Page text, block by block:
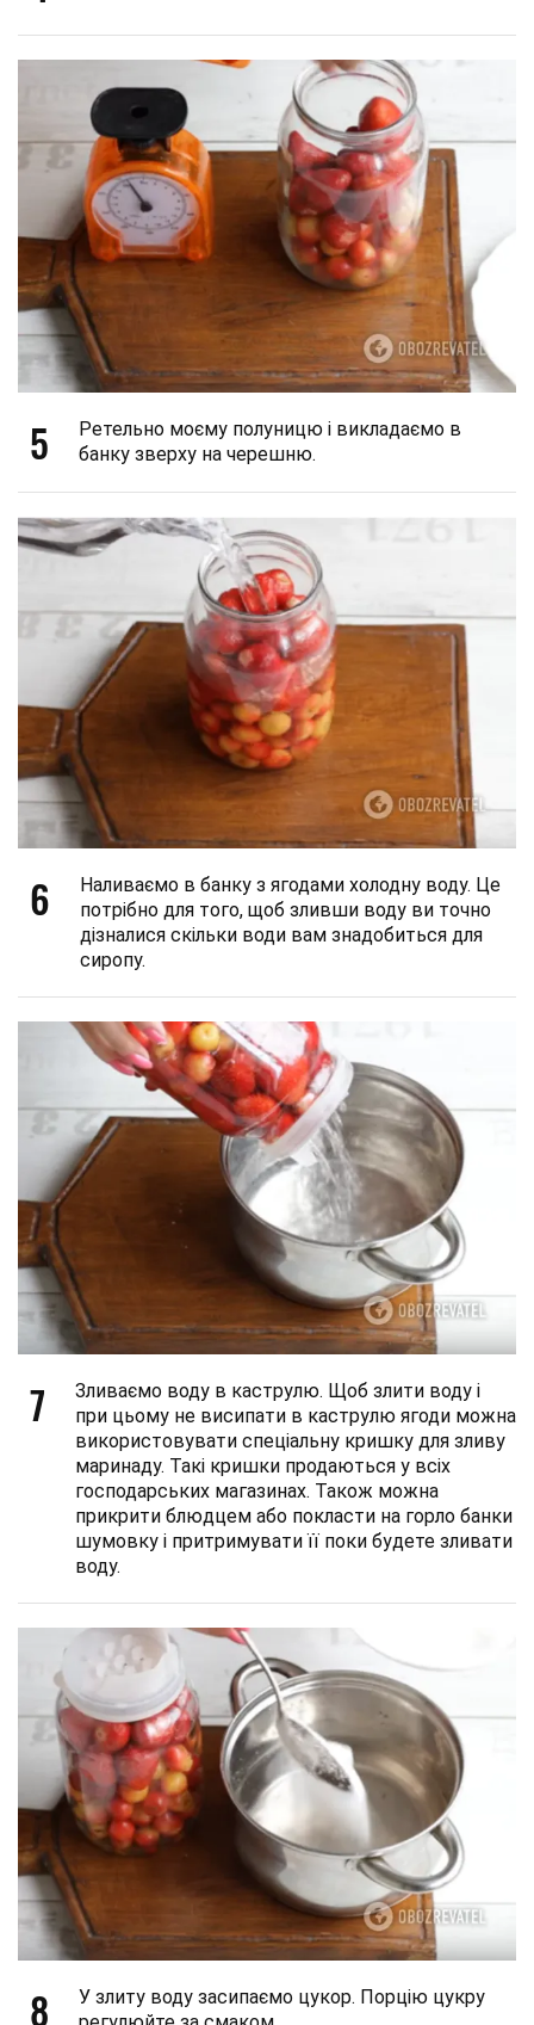
5
Ретельно моєму полуницю і викладаємо в
банку зверху на черешню.
6
Наливаємо в банку з ягодами холодну воду. Це
потрібно для того, щоб зливши воду ви точно
дізналися скільки води вам знадобиться для
сиропу.
7
Зливаємо воду в каструлю. Щоб злити воду і
при цьому не висипати в каструлю ягоди можна
використовувати спеціальну кришку для зливу
маринаду. Такі кришки продаються у всіх
господарських магазинах. Також можна
прикрити блюдцем або покласти на горло банки
шумовку і притримувати її поки будете зливати
воду.
8
У злиту воду засипаємо цукор. Порцію цукру